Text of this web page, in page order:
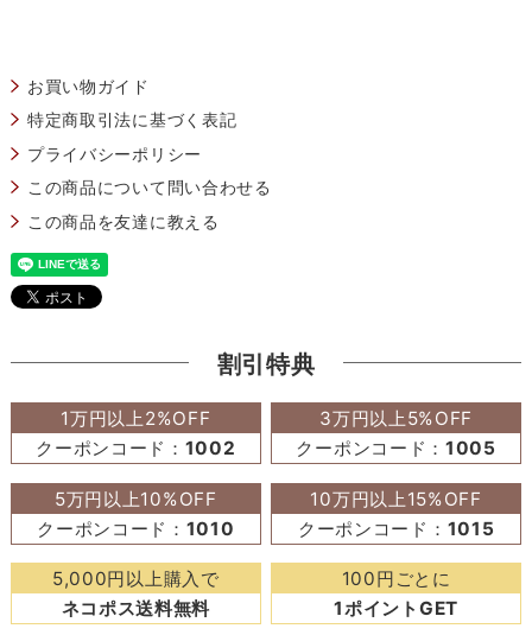
お買い物ガイド
特定商取引法に基づく表記
プライバシーポリシー
この商品について問い合わせる
この商品を友達に教える
割引特典
1万円以上2%OFF
クーポンコード： 1002
3万円以上5%OFF
クーポンコード：1005
5万円以上10%OFF
クーポンコード： 1010
10万円以上15%OFF
クーポンコード： 1015
5,000円以上購入で
ネコポス送料無料
100円ごとに
1ポイントGET